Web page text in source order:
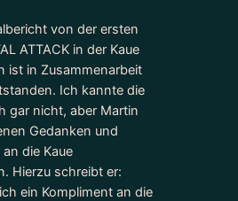
von der ersten
ATTACK in der Kaue
ist in Zusammenarbeit
Ich kannte die
gar nicht, aber Martin
Gedanken und
die Kaue
Hierzu schreibt er:
ein Kompliment an die